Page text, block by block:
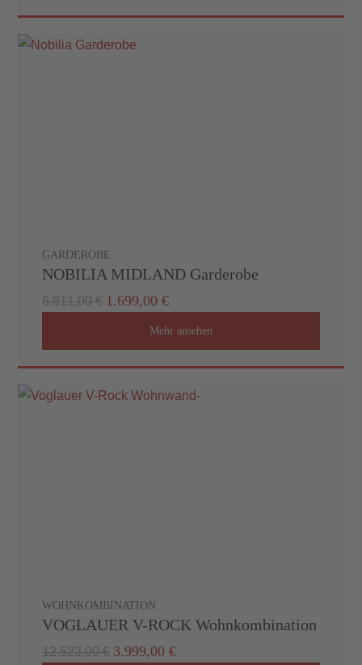
GARDEROBE
NOBILIA MIDLAND Garderobe
6.811,00 € 1.699,00 €
Mehr ansehen
WOHNKOMBINATION
VOGLAUER V-ROCK Wohnkombination
12.523,00 € 3.999,00 €